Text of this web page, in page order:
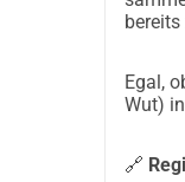
Für
Bitte
Egal,
Wut)
🔗